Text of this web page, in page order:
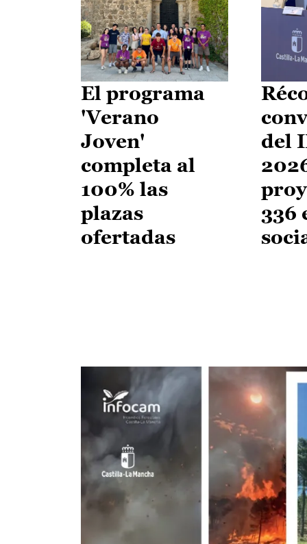
El programa
'Verano
Joven'
completa al
100% las
plazas
ofertadas
del
336